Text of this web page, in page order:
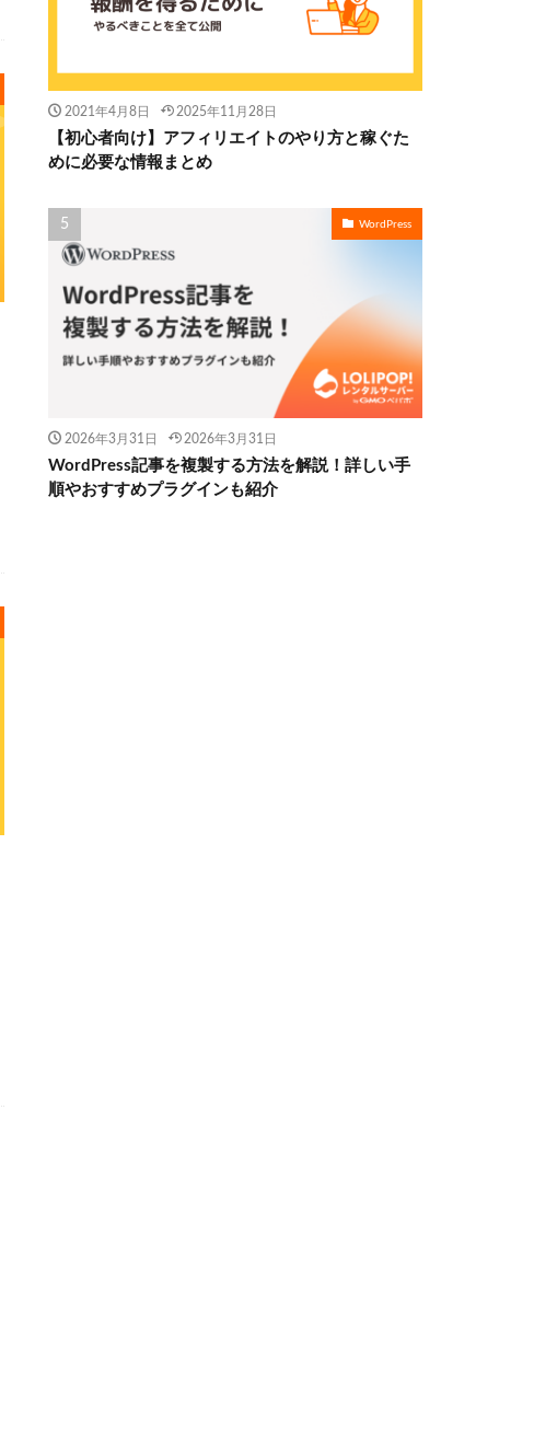
2021年4月8日 2025年11月28日
【初心者向け】アフィリエイトのやり方と稼ぐた
めに必要な情報まとめ
WordPress
2026年3月31日 2026年3月31日
WordPress記事を複製する方法を解説！詳しい手
順やおすすめプラグインも紹介